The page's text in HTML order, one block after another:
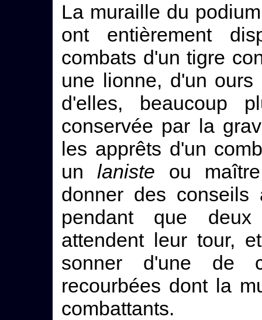
La muraille du
ont entièrement
combats d'un tigre
une lionne, d'un
d'elles, beaucoup
conservée par la
les apprêts d'un
unlaniste ou
donner des
pendant que
attendent leur tour,
sonner d'une de
recourbées dont la
combattants.